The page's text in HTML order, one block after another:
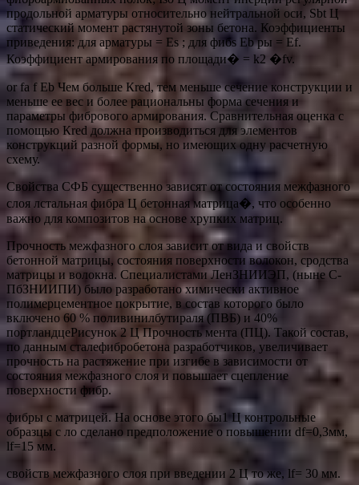
продольной арматуры относительно нейтральной оси, Sbt Ц
статический момент растянутой зоны бетона. Коэффициенты
приведения: для арматуры = Es ; для фибs Eb ры = Ef.
Коэффициент армирования по площади� = k2 �fv.
or fa f Eb Чем больше Кred, тем меньше сечение конструкции и
меньше ее вес и более рациональны форма сечения и
параметры фибрового армирования. Сравнительная оценка с
помощью Кred должна производиться для элементов
конструкций разной формы, но имеющих одну расчетную
схему.
Свойства СФБ существенно зависят от состояния межфазного
слоя лстальная фибра Ц бетонная матрица�, что особенно
важно для композитов на основе хрупких матриц.
Прочность межфазного слоя зависит от вида и свойств
бетонной матрицы, состояния поверхности волокон, сродства
матрицы и волокна. Специалистами ЛенЗНИИЭП, (ныне С-
ПбЗНИИПИ) было разработано химически активное
полимерцементное покрытие, в состав которого было
включено 60 % поливинилбутираля (ПВБ) и 40%
портландцеРисунок 2 Ц Прочность мента (ПЦ). Такой состав,
по данным сталефибробетона разработчиков, увеличивает
прочность на растяжение при изгибе в зависимости от
состояния межфазного слоя и повышает сцепление
поверхности фибр.
фибры с матрицей. На основе этого бы1 Ц контрольные
образцы с ло сделано предположение о повышении df=0,3мм,
lf=15 мм.
свойств межфазного слоя при введении 2 Ц то же, lf= 30 мм.